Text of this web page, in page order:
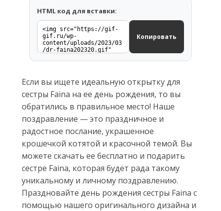
HTML код для вставки:
Копировать
Если вы ищете идеальную открытку для
сестры Faina на ее день рождения, то вы
обратились в правильное место! Наше
поздравление — это праздничное и
радостное послание, украшенное
крошечкой котятой и красочной темой. Вы
можете скачать ее бесплатно и подарить
сестре Faina, которая будет рада такому
уникальному и личному поздравлению.
Праздновайте день рождения сестры Faina с
помощью нашего оригинального дизайна и